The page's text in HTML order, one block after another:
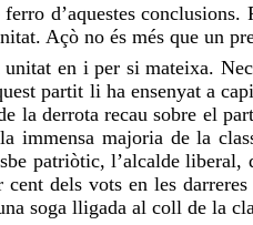
d’aquestes
Açò no és més que un
en i per si mateixa.
partit li ha ensenyat a
la derrota recau sobre el
majoria de la
patriòtic, l’alcalde
dels vots en les
soga lligada al coll de la